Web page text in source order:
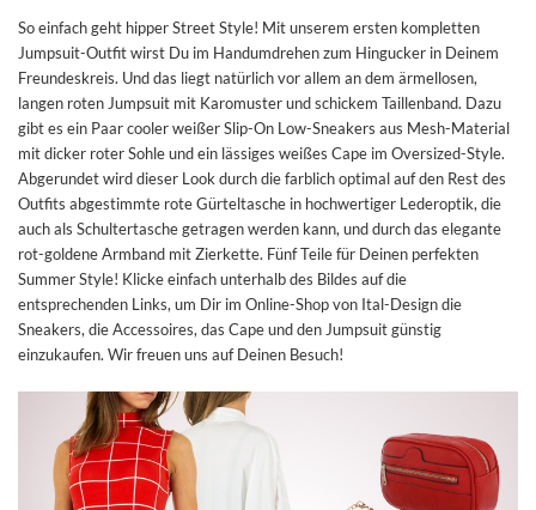
So einfach geht hipper Street Style! Mit unserem ersten kompletten
Jumpsuit-Outfit wirst Du im Handumdrehen zum Hingucker in Deinem
Freundeskreis. Und das liegt natürlich vor allem an dem ärmellosen,
langen roten Jumpsuit mit Karomuster und schickem Taillenband. Dazu
gibt es ein Paar cooler weißer Slip-On Low-Sneakers aus Mesh-Material
mit dicker roter Sohle und ein lässiges weißes Cape im Oversized-Style.
Abgerundet wird dieser Look durch die farblich optimal auf den Rest des
Outfits abgestimmte rote Gürteltasche in hochwertiger Lederoptik, die
auch als Schultertasche getragen werden kann, und durch das elegante
rot-goldene Armband mit Zierkette. Fünf Teile für Deinen perfekten
Summer Style! Klicke einfach unterhalb des Bildes auf die
entsprechenden Links, um Dir im Online-Shop von Ital-Design die
Sneakers, die Accessoires, das Cape und den Jumpsuit günstig
einzukaufen. Wir freuen uns auf Deinen Besuch!